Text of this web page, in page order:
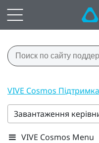
VIVE Cosmos Підтримка
Завантаження
VIVE Cosmos Menu